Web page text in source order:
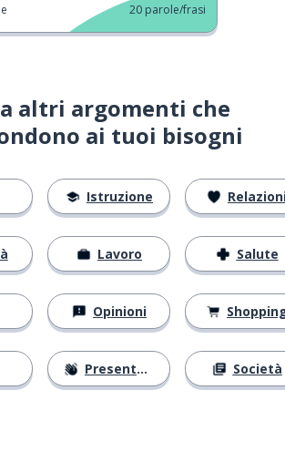
20 parole/frasi
altri argomenti che
ai tuoi bisogni
Istruzione
Lavoro
Opinioni
Presentarsi
Salute
Società